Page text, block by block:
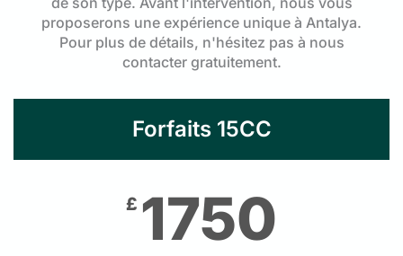
proposerons une expérience unique à Antalya.
Pour plus de détails, n'hésitez pas à nous
contacter gratuitement.
Forfaits 15CC
£ 1750